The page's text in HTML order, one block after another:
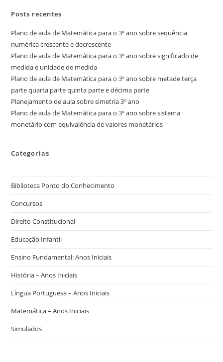
Posts recentes
Plano de aula de Matemática para o 3º ano sobre sequência
numérica crescente e decrescente
Plano de aula de Matemática para o 3º ano sobre significado de
medida e unidade de medida
Plano de aula de Matemática para o 3º ano sobre metade terça
parte quarta parte quinta parte e décima parte
Planejamento de aula sobre simetria 3º ano
Plano de aula de Matemática para o 3º ano sobre sistema
monetário com equivalência de valores monetários
Categorias
Biblioteca Ponto do Conhecimento
Concursos
Direito Constitucional
Educação Infantil
Ensino Fundamental: Anos Iniciais
História – Anos Iniciais
Língua Portuguesa – Anos Iniciais
Matemática – Anos Iniciais
Simulados